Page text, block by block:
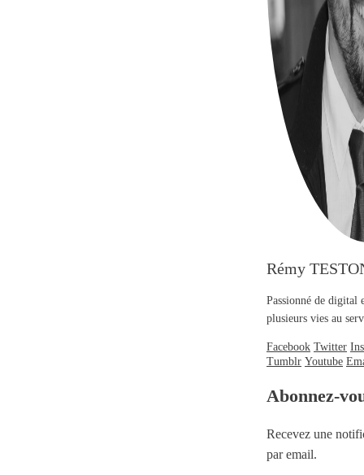
Rémy
Passionné de digital
plusieurs vies au
Facebook Twitter
Tumblr Youtube
Abonnez-
Recevez une
par email.